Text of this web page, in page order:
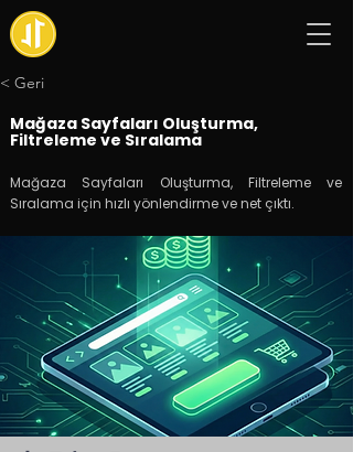
< Geri
Mağaza Sayfaları Oluşturma,
Filtreleme ve Sıralama
Mağaza Sayfaları Oluşturma, Filtreleme ve
Sıralama için hızlı yönlendirme ve net çıktı.